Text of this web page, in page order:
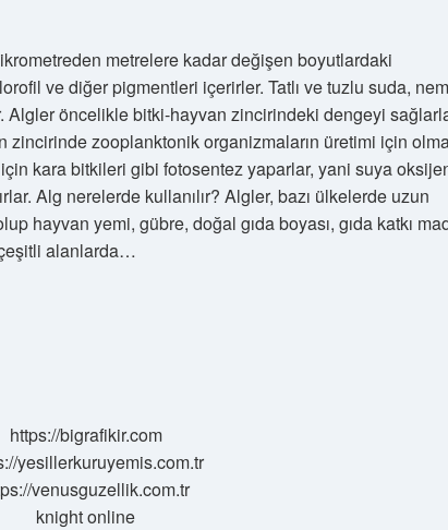
metrelere kadar değişen boyutlardaki
ve diğer pigmentleri içerirler. Tatlı ve tuzlu suda,
öncelikle bitki-hayvan zincirindeki dengeyi
zincirinde zooplanktonik organizmaların üretimi için
kara bitkileri gibi fotosentez yaparlar, yani suya
Alg nerelerde kullanılır? Algler, bazı ülkelerde uzun
hayvan yemi, gübre, doğal gıda boyası, gıda katkı
çeşitli alanlarda…
https://bigrafikir.com
yesillerkuruyemis.com.tr
venusguzellik.com.tr
knight online